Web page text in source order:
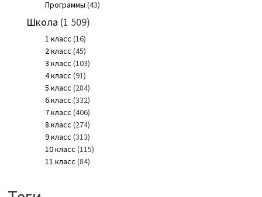
Программы (43)
Школа (1 509)
1 класс (16)
2 класс (45)
3 класс (103)
4 класс (91)
5 класс (284)
6 класс (332)
7 класс (406)
8 класс (274)
9 класс (313)
10 класс (115)
11 класс (84)